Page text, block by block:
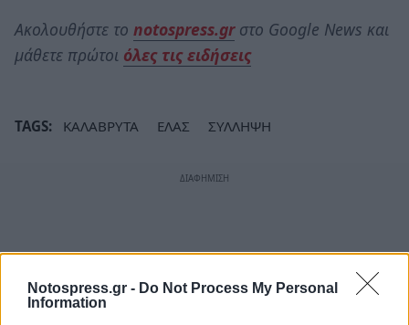
Notospress.gr - Do Not Process My Personal
Information
Ακολουθήστε το notospress.grστο Google News και
μάθετε πρώτοι όλες τις ειδήσεις
TAGS: ΚΑΛΑΒΡΥΤΑ ΕΛΑΣ ΣΥΛΛΗΨΗ